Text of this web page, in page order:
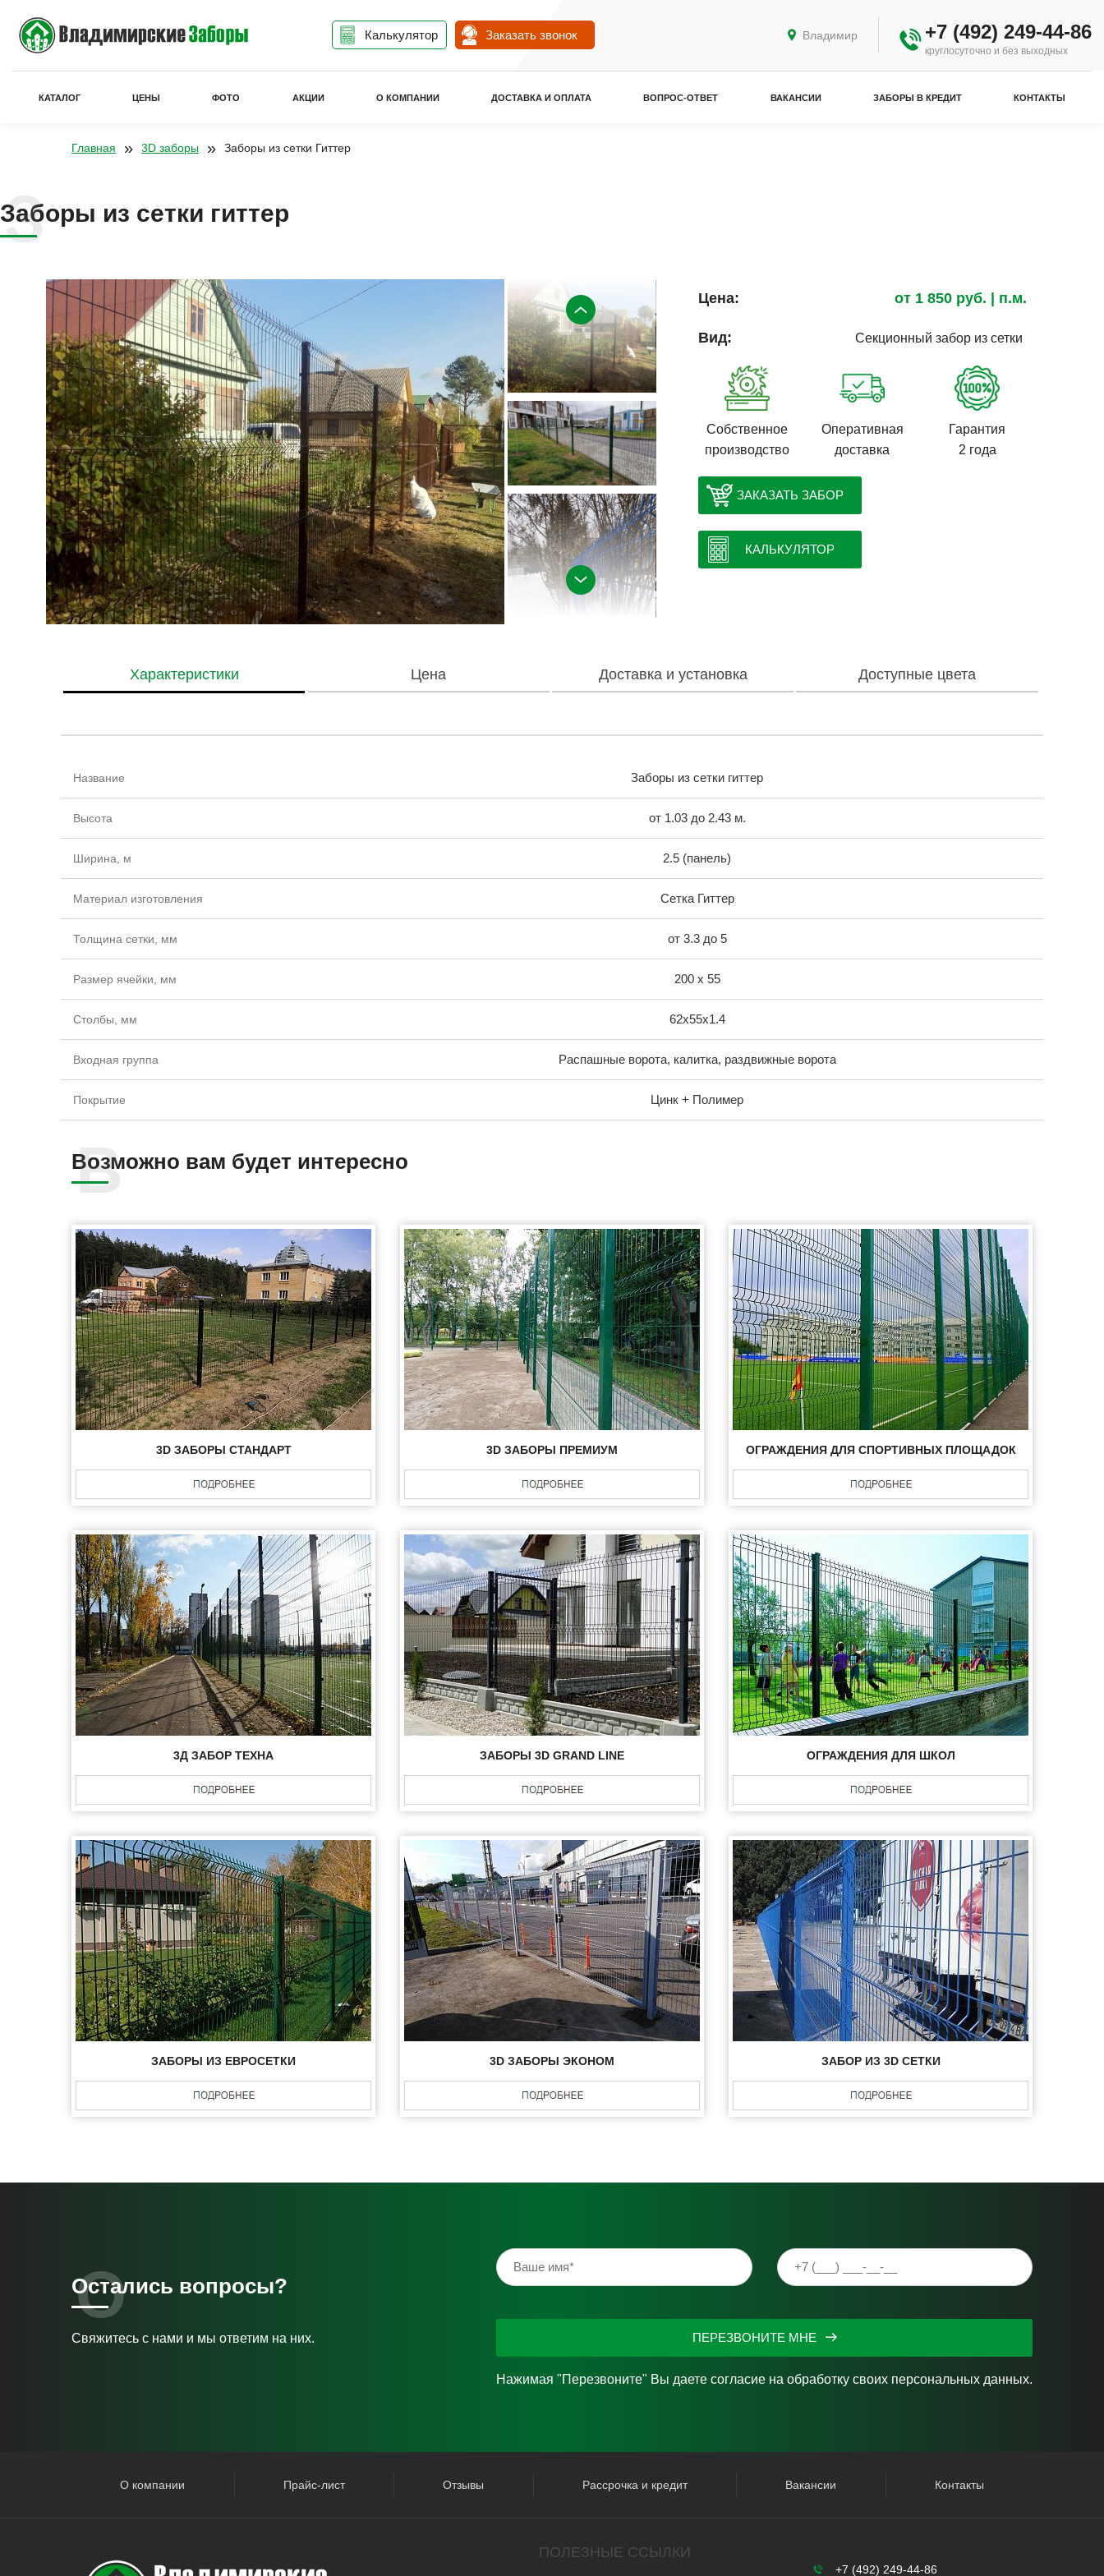
Калькулятор Заказать звонок
КАТАЛОГ ЦЕНЫ ФОТО АКЦИИ О КОМПАНИИ ДОСТАВКА И ОПЛАТА ВОПРОС-ОТВЕТ ВАКАНСИИ ЗАБОРЫ В КРЕДИТ КОНТАКТЫ
Владимир +7 (492) 249-44-86
круглосуточно и без выходных
Главная » 3D заборы » Заборы из сетки Гиттер
Заборы из сетки гиттер
Цена: от 1 850 руб. | п.м.
Вид: Секционный забор из сетки
Собственное
производство
Оперативная
доставка
Гарантия
2 года
ЗАКАЗАТЬ ЗАБОР
КАЛЬКУЛЯТОР
Характеристики Цена Доставка и установка Доступные цвета
Название Заборы из сетки гиттер
Высота от 1.03 до 2.43 м.
Ширина, м 2.5 (панель)
Материал изготовления Сетка Гиттер
Толщина сетки, мм от 3.3 до 5
Размер ячейки, мм 200 х 55
Столбы, мм 62х55х1.4
Входная группа Распашные ворота, калитка, раздвижные ворота
Покрытие Цинк + Полимер
Возможно вам будет интересно
3D ЗАБОРЫ СТАНДАРТ 3D ЗАБОРЫ ПРЕМИУМ ОГРАЖДЕНИЯ ДЛЯ СПОРТИВНЫХ ПЛОЩАДОК
3Д ЗАБОР ТЕХНА ЗАБОРЫ 3D GRAND LINE ОГРАЖДЕНИЯ ДЛЯ ШКОЛ
ЗАБОРЫ ИЗ ЕВРОСЕТКИ 3D ЗАБОРЫ ЭКОНОМ ЗАБОР ИЗ 3D СЕТКИ
Остались вопросы?
Свяжитесь с нами и мы ответим на них. ПЕРЕЗВОНИТЕ МНЕ
Нажимая "Перезвоните" Вы даете согласие на обработку своих персональных данных.
О компании Прайс-лист Отзывы Рассрочка и кредит Вакансии Контакты
ПОЛЕЗНЫЕ ССЫЛКИ
+7 (492) 249-44-86